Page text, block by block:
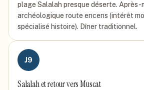
plage Salalah presque déserte. Après-
archéologique route encens (intérêt
spécialisé histoire). Dîner traditionnel.
J9
Salalah et retour vers Muscat